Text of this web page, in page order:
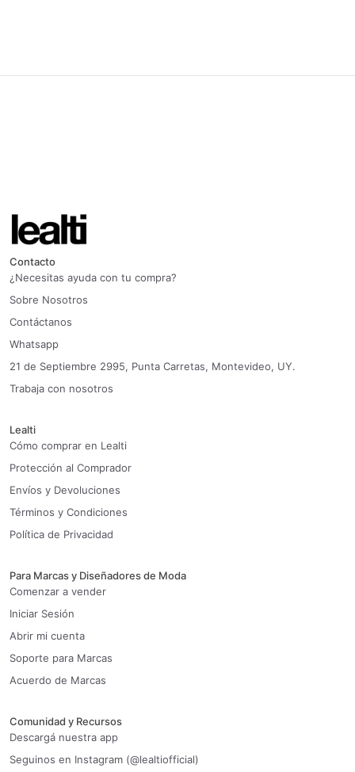
Contacto
¿Necesitas ayuda con tu compra?
Sobre Nosotros
Contáctanos
Whatsapp
21 de Septiembre 2995, Punta Carretas, Montevideo, UY.
Trabaja con nosotros
Lealti
Cómo comprar en Lealti
Protección al Comprador
Envíos y Devoluciones
Términos y Condiciones
Política de Privacidad
Para Marcas y Diseñadores de Moda
Comenzar a vender
Iniciar Sesión
Abrir mi cuenta
Soporte para Marcas
Acuerdo de Marcas
Comunidad y Recursos
Descargá nuestra app
Seguinos en Instagram (@lealtiofficial)